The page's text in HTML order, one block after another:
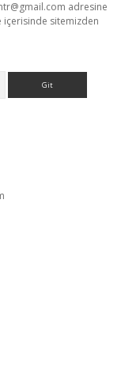
adresine
sitemizden